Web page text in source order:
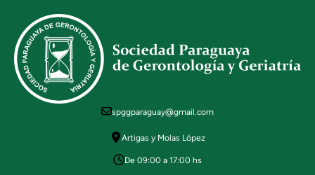
contenido
spggparaguay@gmail.com
Artigas y Molas López
De 09:00 a 17:00 hs